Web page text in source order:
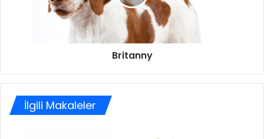
Britanny
İlgili Makaleler